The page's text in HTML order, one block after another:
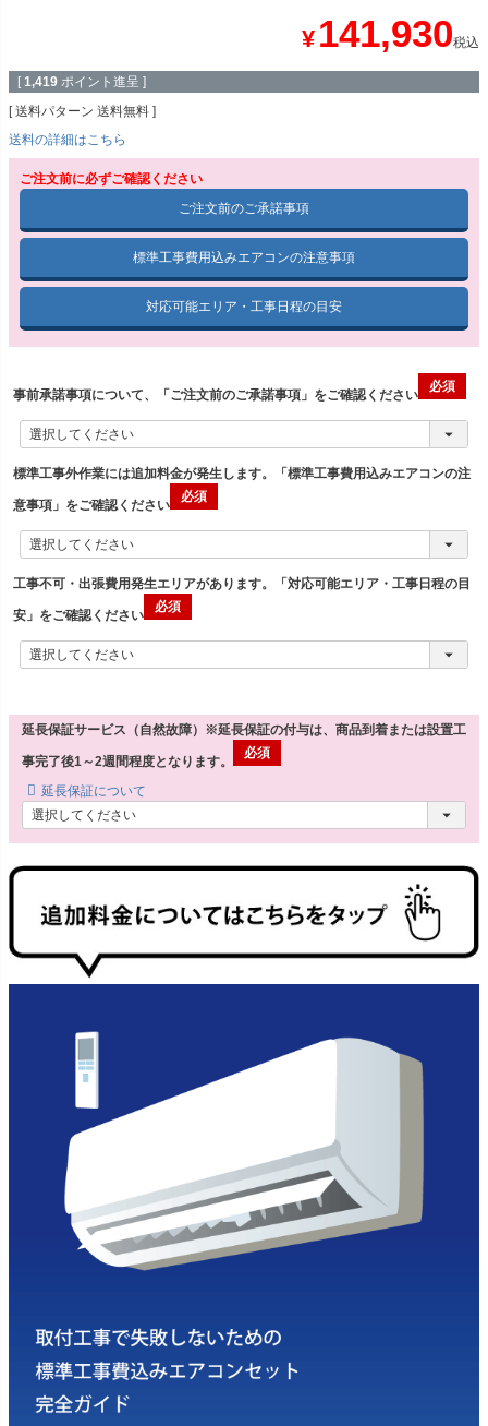
¥ 141,930税込
[ 1,419 ポイント進呈 ]
送料パターン 送料無料
送料の詳細はこちら
ご注文前に必ずご確認ください
ご注文前のご承諾事項
標準工事費用込みエアコンの注意事項
対応可能エリア・工事日程の目安
事前承諾事項について、「ご注文前のご承諾事項」をご確認ください
標準工事外作業には追加料金が発生します。「標準工事費用込みエアコンの注
意事項」をご確認ください
工事不可・出張費用発生エリアがあります。「対応可能エリア・工事日程の目
安」をご確認ください
延長保証サービス（自然故障）※延長保証の付与は、商品到着または設置工
事完了後1～2週間程度となります。
延長保証について